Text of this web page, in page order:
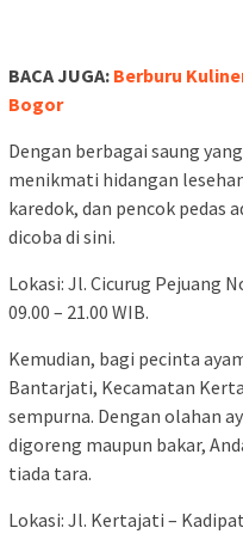
BACA JUGA: Berburu
Bogor
Dengan berbagai saung
menikmati hidangan
karedok, dan pencok pedas
dicoba di sini.
Lokasi: Jl. Cicurug Pejuang
09.00 – 21.00 WIB.
Kemudian, bagi pecinta
Bantarjati, Kecamatan
sempurna. Dengan olahan
digoreng maupun bakar,
tiada tara.
Lokasi: Jl. Kertajati –